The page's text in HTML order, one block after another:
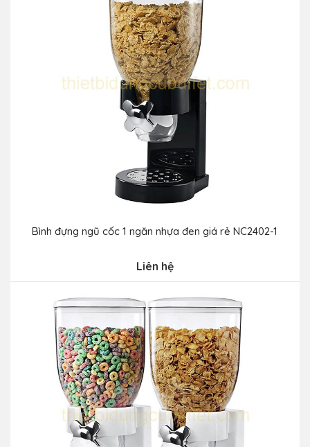
Bình đựng ngũ cốc 1 ngăn nhựa đen giá rẻ NC2402-1
Liên hệ